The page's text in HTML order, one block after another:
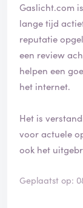
Gaslicht.com
lange tijd
reputatie
een review
helpen een
het internet.
Het is
voor actuele
ook het
Geplaatst op: